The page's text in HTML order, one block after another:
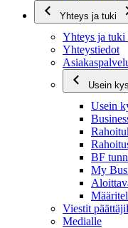
Yhteys ja tuki
Yhteys ja tuki
Yhteystiedot
Usein
Usein
BF
My
Viestit
Medialle